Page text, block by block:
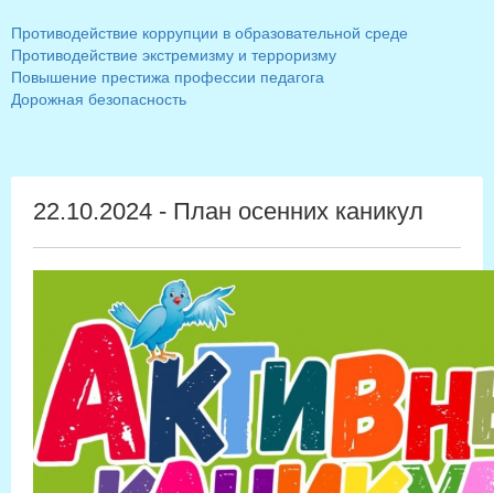
Противодействие коррупции в образовательной среде
Противодействие экстремизму и терроризму
Повышение престижа профессии педагога
Дорожная безопасность
22.10.2024 - План осенних каникул